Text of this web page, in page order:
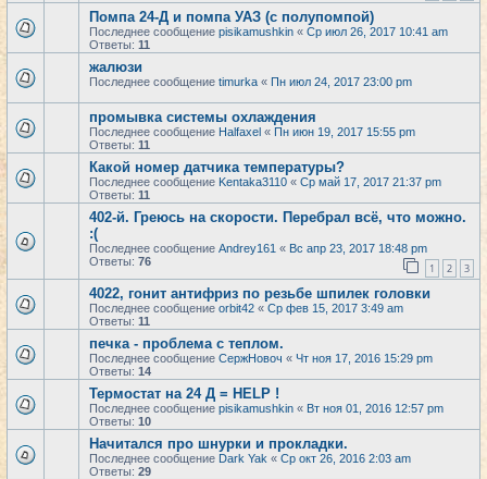
Помпа 24-Д и помпа УАЗ (с полупомпой)
Последнее сообщение pisikamushkin « Ср июл 26, 2017 10:41 am
Ответы: 11
жалюзи
Последнее сообщение timurka « Пн июл 24, 2017 23:00 pm
промывка системы охлаждения
Последнее сообщение Halfaxel « Пн июн 19, 2017 15:55 pm
Ответы: 11
Какой номер датчика температуры?
Последнее сообщение Kentaka3110 « Ср май 17, 2017 21:37 pm
Ответы: 11
402-й. Греюсь на скорости. Перебрал всё, что можно.
:(
Последнее сообщение Andrey161 « Вс апр 23, 2017 18:48 pm
Ответы: 76 1 2 3
4022, гонит антифриз по резьбе шпилек головки
Последнее сообщение orbit42 « Ср фев 15, 2017 3:49 am
Ответы: 11
печка - проблема с теплом.
Последнее сообщение СержНовоч « Чт ноя 17, 2016 15:29 pm
Ответы: 14
Термостат на 24 Д = HELP !
Последнее сообщение pisikamushkin « Вт ноя 01, 2016 12:57 pm
Ответы: 10
Начитался про шнурки и прокладки.
Последнее сообщение Dark Yak « Ср окт 26, 2016 2:03 am
Ответы: 29